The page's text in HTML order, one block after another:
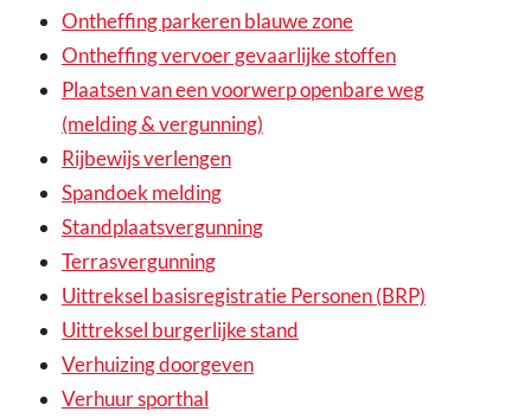
Ontheffing parkeren blauwe zone
Ontheffing vervoer gevaarlijke stoffen
Plaatsen van een voorwerp openbare weg
(melding & vergunning)
Rijbewijs verlengen
Spandoek melding
Standplaatsvergunning
Terrasvergunning
Uittreksel basisregistratie Personen (BRP)
Uittreksel burgerlijke stand
Verhuizing doorgeven
Verhuur sporthal